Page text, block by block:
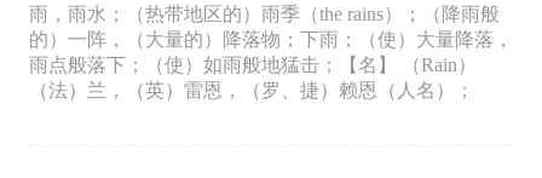
雨，雨水；（热带地区的）雨季（the rains）；（降雨般
的）一阵，（大量的）降落物；下雨；（使）大量降落，
雨点般落下；（使）如雨般地猛击；【名】 （Rain）
（法）兰，（英）雷恩，（罗、捷）赖恩（人名）；